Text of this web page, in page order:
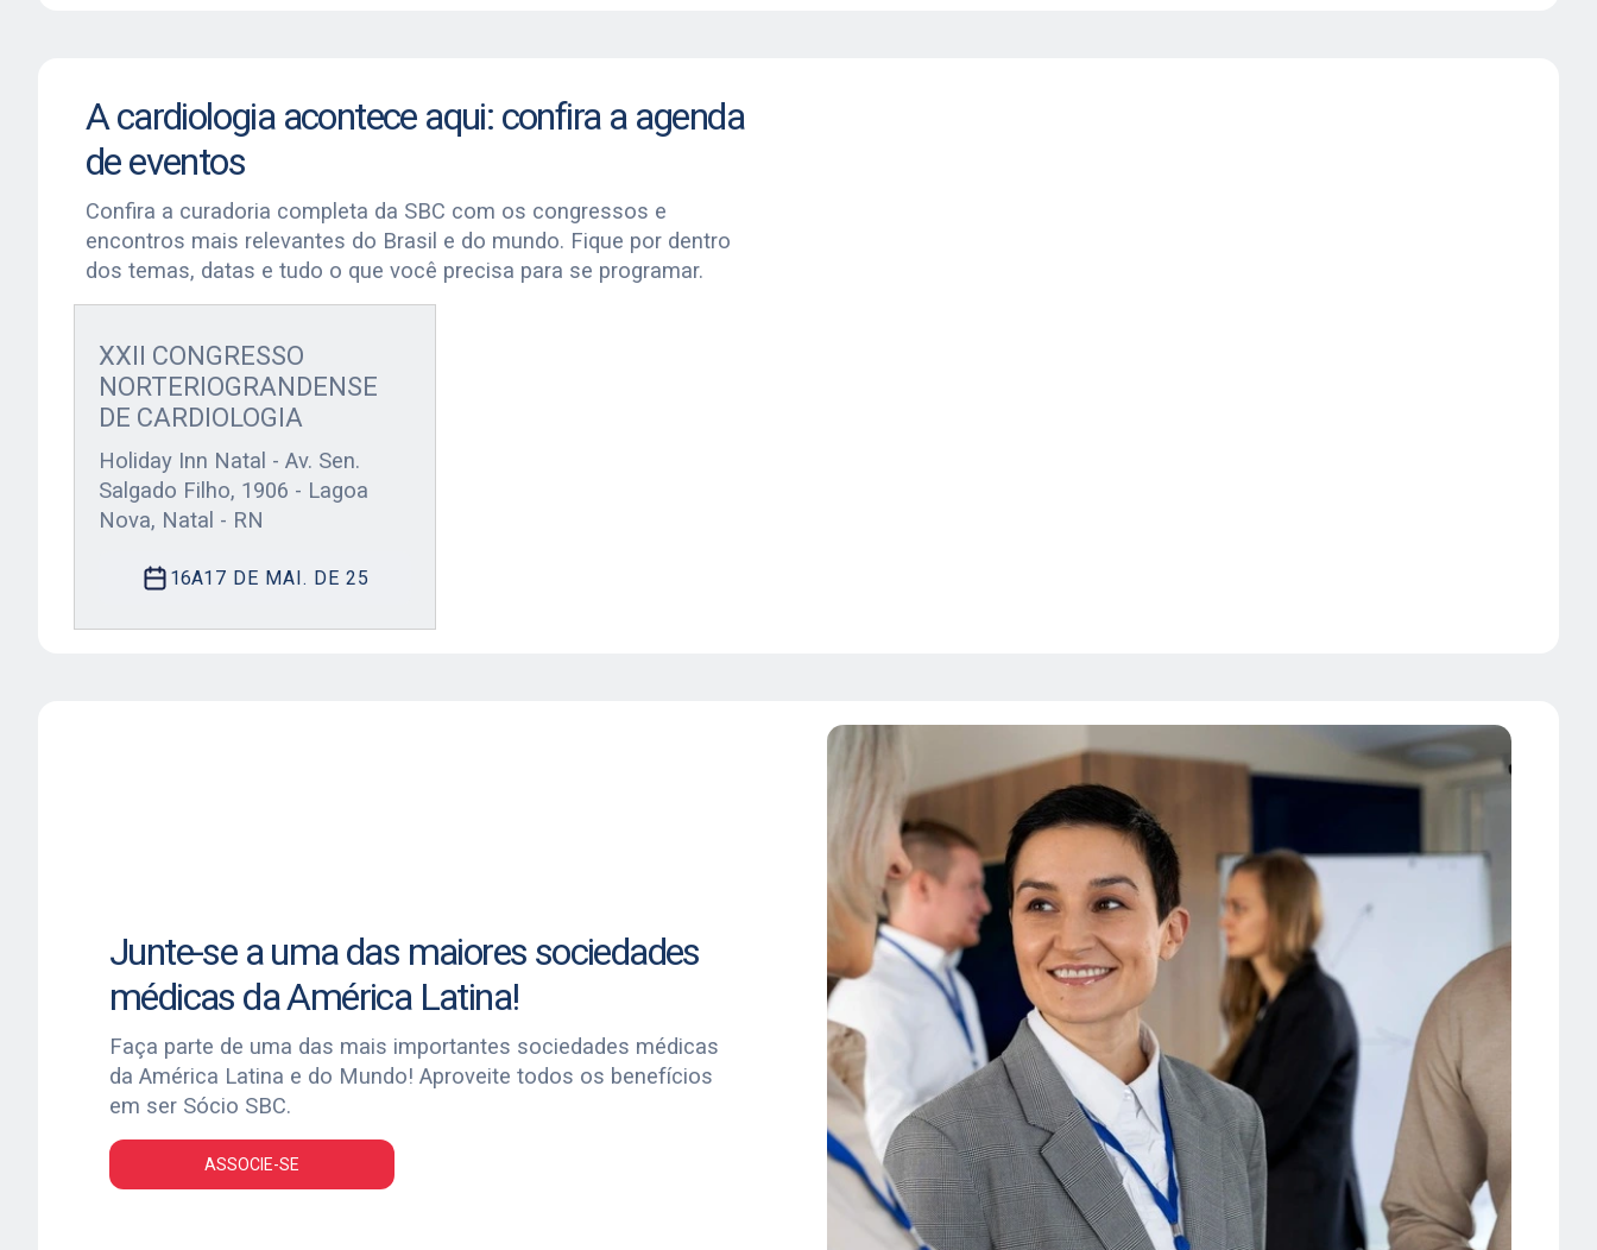
A cardiologia acontece aqui: confira a agenda
de eventos
Confira a curadoria completa da SBC com os congressos e
encontros mais relevantes do Brasil e do mundo. Fique por dentro
dos temas, datas e tudo o que você precisa para se programar.
XXII CONGRESSO
NORTERIOGRANDENSE
DE CARDIOLOGIA
Holiday Inn Natal - Av. Sen.
Salgado Filho, 1906 - Lagoa
Nova, Natal - RN
16A17 DE MAI. DE 25
Junte-se a uma das maiores sociedades
médicas da América Latina!
Faça parte de uma das mais importantes sociedades médicas
da América Latina e do Mundo! Aproveite todos os benefícios
em ser Sócio SBC.
ASSOCIE-SE